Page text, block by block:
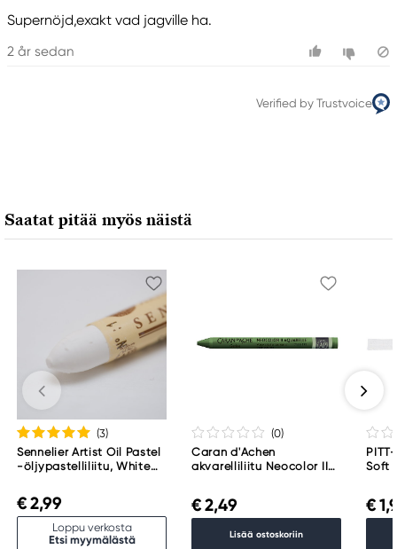
Supernöjd,exakt vad jagville ha.
2 år sedan
Verified by Trustvoice
Saatat pitää myös näistä
(3)
Sennelier Artist Oil Pastel
-öljypastelliliitu, White
€ 2,99
Loppu verkosta
Etsi myymälästä
(0)
Caran d'Achen
akvarelliliitu Neocolor II
€ 2,49
Lisää ostoskoriin
Soft
€